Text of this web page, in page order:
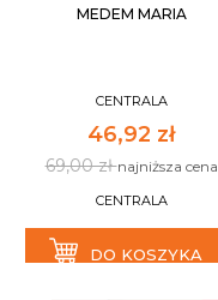
MEDEM MARIA
CENTRALA
46,92 zł
69,00 złnajniższa cena
CENTRALA
DO KOSZYKA